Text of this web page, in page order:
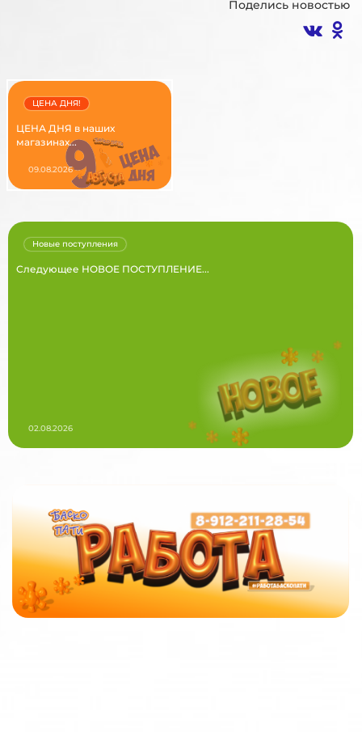
Поделись новостью
ЦЕНА ДНЯ в наших
магазинах...
ЦЕНА ДНЯ!
09.08.2026
Следующее НОВОЕ ПОСТУПЛЕНИЕ...
Новые поступления
02.08.2026